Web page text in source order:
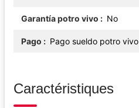
Garantía potro vivo No
Pago Pago sueldo potro vivo
Caractéristiques